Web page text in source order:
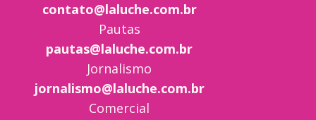
contato@laluche.com.br
Pautas
pautas@laluche.com.br
Jornalismo
jornalismo@laluche.com.br
Comercial